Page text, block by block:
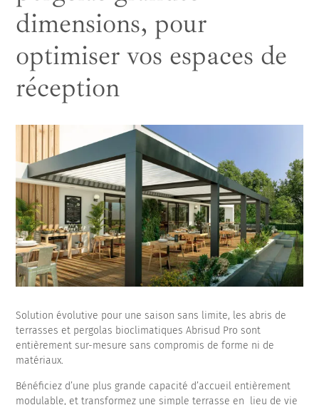
dimensions, pour
optimiser vos espaces de
réception
Solution évolutive pour une saison sans limite, les abris de
terrasses et pergolas bioclimatiques Abrisud Pro sont
entièrement sur-mesure sans compromis de forme ni de
matériaux.
Bénéficiez d’une plus grande capacité d’accueil entièrement
modulable, et transformez une simple terrasse en lieu de vie